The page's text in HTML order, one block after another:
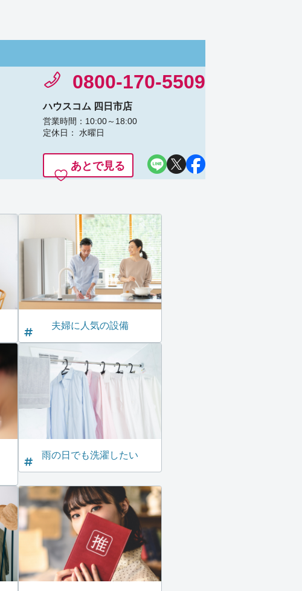
0800-170-5509
ハウスコム 四日市店
営業時間：10:00～18:00
定休日： 水曜日
あとで見る
夫婦に人気の設備
雨の日でも洗濯したい